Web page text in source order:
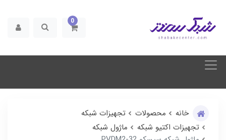
0
خانه محصولات
تجهیزات شبکه
تجهیزات اکتیو شبکه
ماژول شبکه